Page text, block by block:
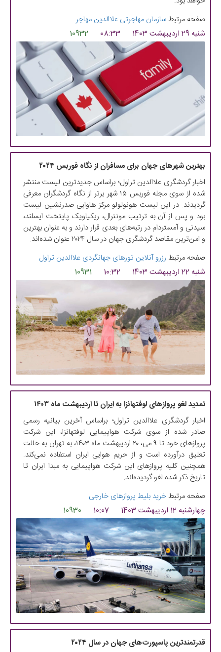
صفحه مرتبط سازمان مهاجرتی علاالدین مهاجر
شنبه 29 اردیبهشت 1403
08:33
10932
بهترین شهرهای جهان برای مسافران از نگاه فوربس ۲۰۲۴
اخبار گردشگری علاالدین تراول؛ براساس جدیدترین لیست منتشر
شده از سوی مجله فوربس ۱۵ شهر برتر از نگاه گردشگران معرفی
گردیدند. در این لیست هونولولو مرکز هاوایی صدرنشین لیست
بود و پس از آن به ترتیب مونترال، ریکیاویک پایتخت ایسلند،
سیدنی و آمستردام در رتبه‌های بعدی قرار دارند و به عنوان بهترین
و امن‌ترین مقاصد گردشگری جهان در سال ۲۰۲۴ عنوان شده‌اند.
صفحه مرتبط رزرو آنلاین تورهای جهانگردی علاالدین تراول
شنبه 22 اردیبهشت 1403
10:32
10931
تمدید لغو پروازهای لوفتهانزا به ایران تا اردیبهشت ماه ۱۴۰۳
اخبار گردشگری علاالدین تراول؛ براساس آخرین بیانیه رسمی
صادر شده از سوی شرکت هواپیمایی لوفتهانزا، این شرکت
پروازهای خود تا ۹ می، ۲۰ اردیبهشت ماه ۱۴۰۳، به تهران به حالت
تعلیق درآورده است و از حریم هوایی ایران استفاده نمی‌کند.
همچنین کلیه پروازهای این شرکت هواپیمایی به مبدا ایران تا
تاریخ ذکر شده لغو گردیده‌اند.
صفحه مرتبط خرید بلیط پروازهای خارجی
چهارشنبه 12 اردیبهشت 1403
10:07
10930
قدرتمندترین پاسپورت‌های جهان در سال ۲۰۲۴